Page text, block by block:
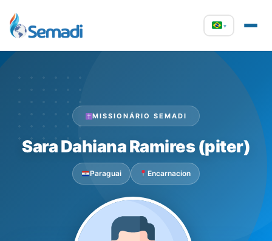
▾
MISSIONÁRIO SEMADI
Sara Dahiana Ramires (piter)
Paraguai Encarnacion